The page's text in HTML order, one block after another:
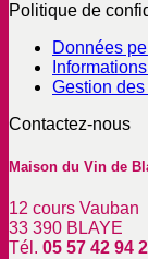
Politique de
Données
Gestion
Contactez-nous
Maison du Vin de
12 cours Vauban
33 390 BLAYE
Tél. 05 57 42 94